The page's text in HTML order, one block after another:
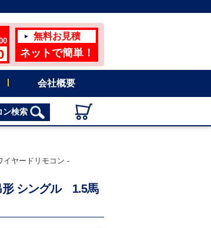
無料お見積
ネットで簡単！
会社概要
ン検索
ヤードリモコン -
シングル 1.5馬